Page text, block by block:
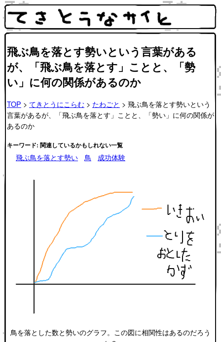
飛ぶ鳥を落とす勢いという言葉がある
が、「飛ぶ鳥を落とす」ことと、「勢
い」に何の関係があるのか
TOP > てきとうにこらむ > たわごと > 飛ぶ鳥を落とす勢いという
言葉があるが、「飛ぶ鳥を落とす」ことと、「勢い」に何の関係が
あるのか
キーワード: 関連しているかもしれない一覧
飛ぶ鳥を落とす勢い 鳥 成功体験
鳥を落とした数と勢いのグラフ。この図に相関性はあるのだろう